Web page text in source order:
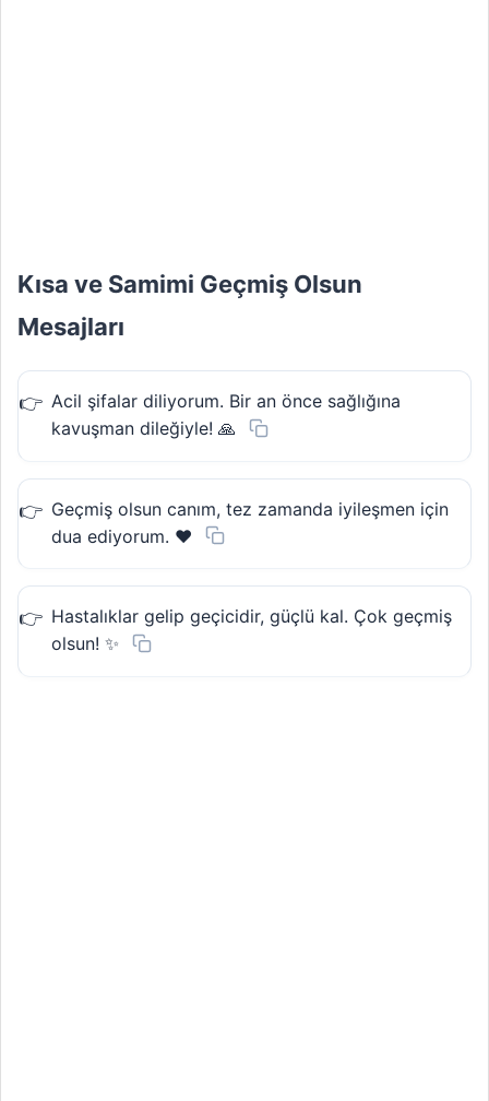
Kısa ve Samimi Geçmiş Olsun
Mesajları
Acil şifalar diliyorum. Bir an önce sağlığına
kavuşman dileğiyle! 🙏
Geçmiş olsun canım, tez zamanda iyileşmen için
dua ediyorum. ❤️
Hastalıklar gelip geçicidir, güçlü kal. Çok geçmiş
olsun! ✨